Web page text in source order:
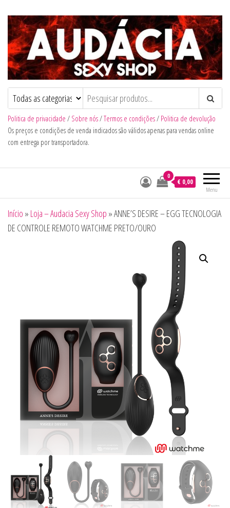
Audacia Sexy Shop
Politica de privacidade / Sobre nós/Termos e condições/ Politica de devolução
Os preços e condições de venda indicados são válidos apenas para vendas online
com entrega por transportadora.
Menu
0
€ 0,00
Início » Loja – Audacia Sexy Shop »ANNE’S DESIRE – EGG TECNOLOGIA
DE CONTROLE REMOTO WATCHME PRETO/OURO